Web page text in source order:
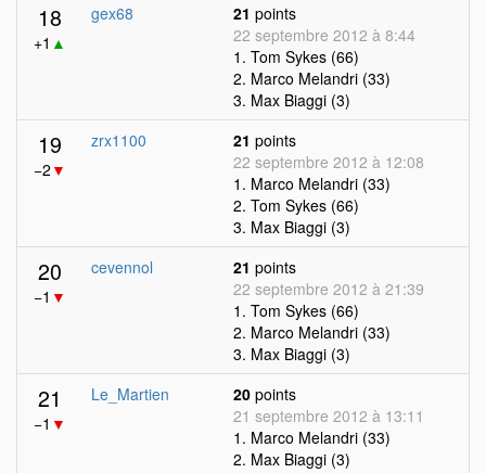
18
+1 ▲
gex68 21 points
22 septembre 2012 à 8:44
1. Tom Sykes (66)
2. Marco Melandri (33)
3. Max Biaggi (3)
19
−2 ▼
zrx1100 21 points
22 septembre 2012 à 12:08
1. Marco Melandri (33)
2. Tom Sykes (66)
3. Max Biaggi (3)
20
−1 ▼
cevennol 21 points
22 septembre 2012 à 21:39
1. Tom Sykes (66)
2. Marco Melandri (33)
3. Max Biaggi (3)
21
−1 ▼
Le_Martien 20 points
21 septembre 2012 à 13:11
1. Marco Melandri (33)
2. Max Biaggi (3)